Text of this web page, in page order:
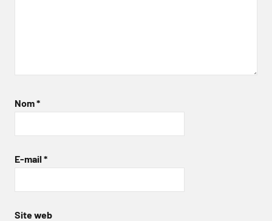
Nom*
E-mail *
Site web